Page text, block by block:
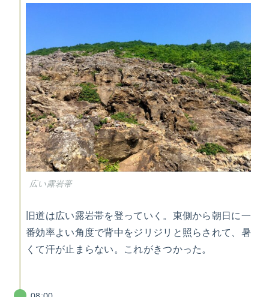
広い露岩帯
旧道は広い露岩帯を登っていく。東側から朝日に一
番効率よい角度で背中をジリジリと照らされて、暑
くて汗が止まらない。これがきつかった。